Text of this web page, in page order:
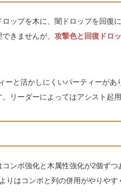
ップを木に、闇ドロップを回復
きませんが、 攻撃色と回復ドロ
ーと活かしにくいパーティーが
リーダーによってはアシスト起
ンボ強化と木属性強化が2個ず
りはコンボと列の併用がやりやす